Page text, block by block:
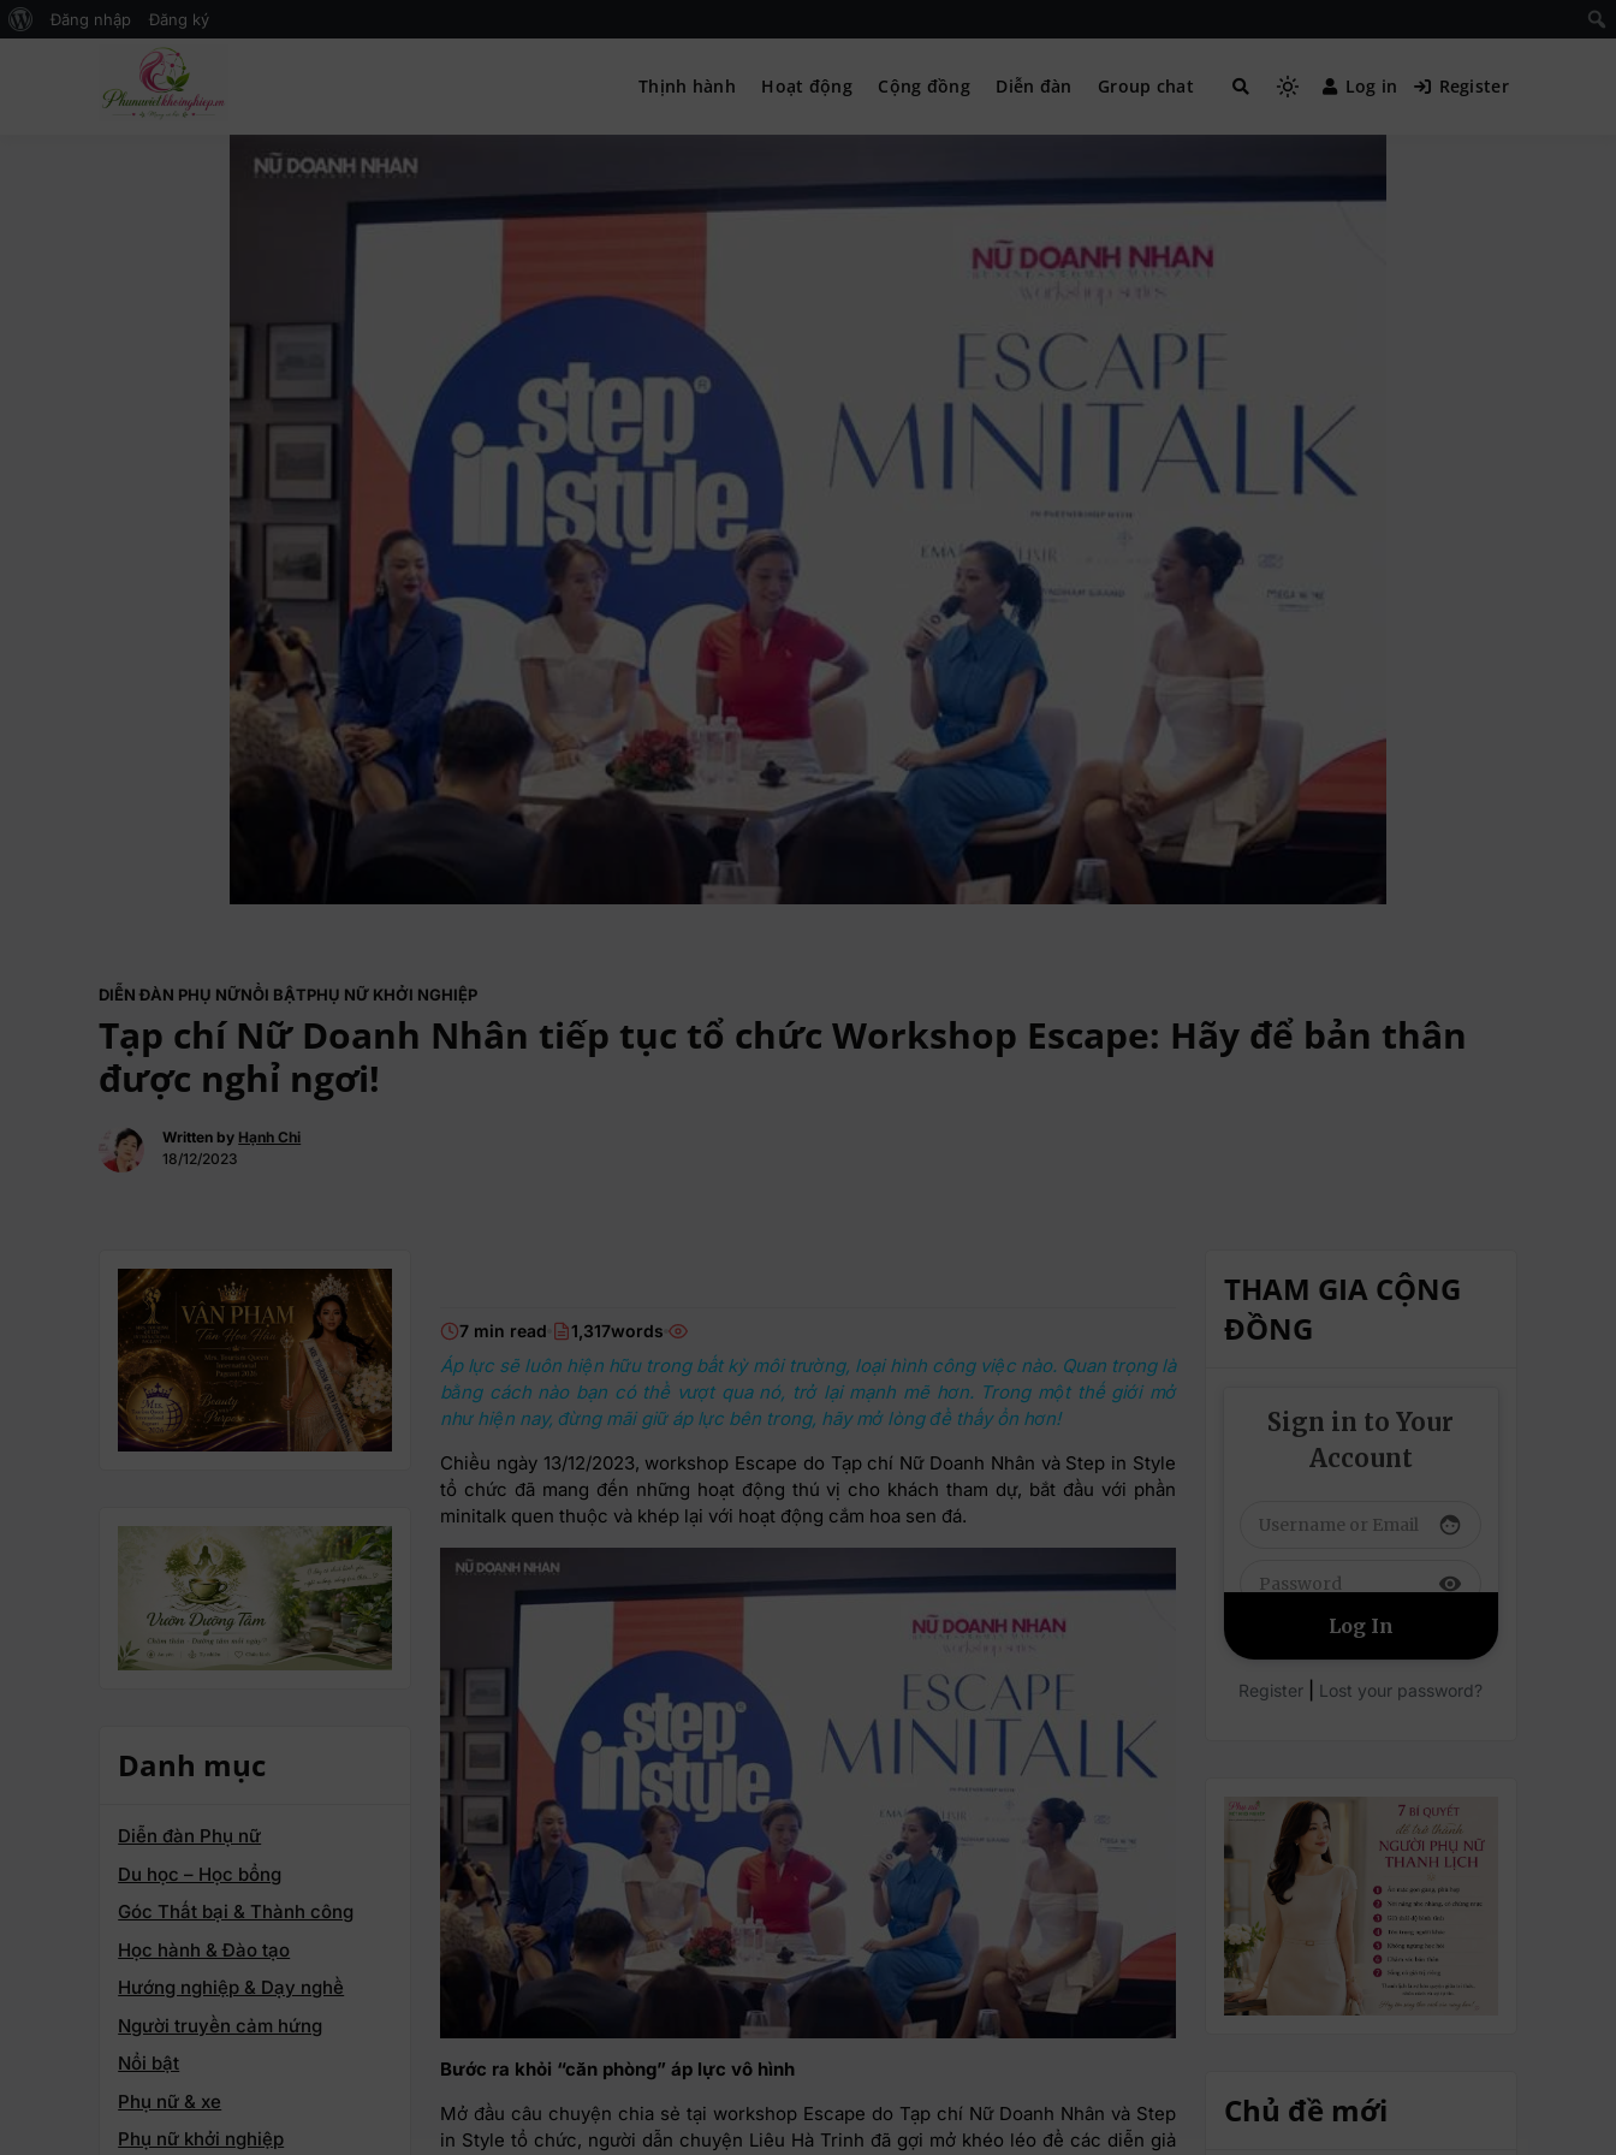
Mạng xã hội Kinh tế – Giáo dục – Hướng nghiệpThịnh hành Hoạt động Cộng đồng Diễn đàn Group chat Log in Register
DIỄN ĐÀN PHỤ NỮNỔI BẬTPHỤ NỮ KHỞI NGHIỆP
Tạp chí Nữ Doanh Nhân tiếp tục tổ chức Workshop Escape: Hãy để bản thân
được nghỉ ngơi!
Written by Hạnh Chi
18/12/2023
Danh mục
Diễn đàn Phụ nữ
Du học – Học bổng
Góc Thất bại & Thành công
Học hành & Đào tạo
Hướng nghiệp & Dạy nghề
Người truyền cảm hứng
Nổi bật
Phụ nữ & xe
Phụ nữ khởi nghiệp
7 min read 1,317words
Áp lực sẽ luôn hiện hữu trong bất kỳ môi trường, loại hình công việc nào. Quan trọng là
bằng cách nào bạn có thể vượt qua nó, trở lại mạnh mẽ hơn. Trong một thế giới mở
như hiện nay, đừng mãi giữ áp lực bên trong, hãy mở lòng để thấy ổn hơn!
Chiều ngày 13/12/2023, workshop Escape do Tạp chí Nữ Doanh Nhân và Step in Style
tổ chức đã mang đến những hoạt động thú vị cho khách tham dự, bắt đầu với phần
minitalk quen thuộc và khép lại với hoạt động cắm hoa sen đá.
Bước ra khỏi “căn phòng” áp lực vô hình
Mở đầu câu chuyện chia sẻ tại workshop Escape do Tạp chí Nữ Doanh Nhân và Step
in Style tổ chức, người dẫn chuyện Liêu Hà Trinh đã gợi mở khéo léo để các diễn giả
THAM GIA CỘNG
ĐỒNG
Sign in to Your
Account
face
visibility
Register Lost your password?
Chủ đề mới
Đăng nhập Đăng ký